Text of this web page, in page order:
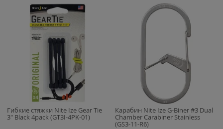
Гибкие стяжки Nite Ize Gear Tie
3" Black 4pack (GT3I-4PK-01)
Карабин Nite Ize G-Biner #3 Dual
Chamber Carabiner Stainless
(GS3-11-R6)